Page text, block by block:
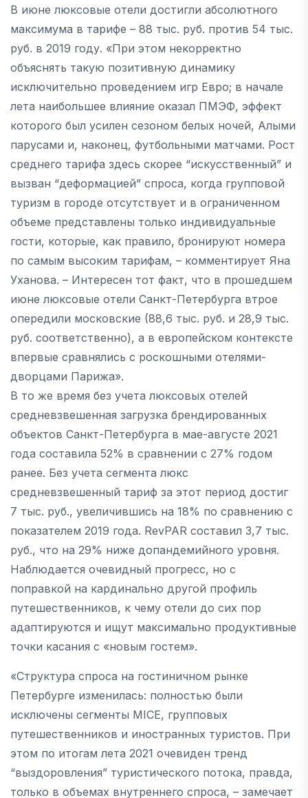
В июне люксовые отели достигли абсолютного
максимума в тарифе – 88 тыс. руб. против 54 тыс.
руб. в 2019 году. «При этом некорректно
объяснять такую позитивную динамику
исключительно проведением игр Евро; в начале
лета наибольшее влияние оказал ПМЭФ, эффект
которого был усилен сезоном белых ночей, Алыми
парусами и, наконец, футбольными матчами. Рост
среднего тарифа здесь скорее “искусственный” и
вызван “деформацией” спроса, когда групповой
туризм в городе отсутствует и в ограниченном
объеме представлены только индивидуальные
гости, которые, как правило, бронируют номера
по самым высоким тарифам, – комментирует Яна
Уханова. – Интересен тот факт, что в прошедшем
июне люксовые отели Санкт-Петербурга втрое
опередили московские (88,6 тыс. руб. и 28,9 тыс.
руб. соответственно), а в европейском контексте
впервые сравнялись с роскошными отелями-
дворцами Парижа».
В то же время без учета люксовых отелей
средневзвешенная загрузка брендированных
объектов Санкт-Петербурга в мае-августе 2021
года составила 52% в сравнении с 27% годом
ранее. Без учета сегмента люкс
средневзвешенный тариф за этот период достиг
7 тыс. руб., увеличившись на 18% по сравнению с
показателем 2019 года. RevPAR составил 3,7 тыс.
руб., что на 29% ниже допандемийного уровня.
Наблюдается очевидный прогресс, но с
поправкой на кардинально другой профиль
путешественников, к чему отели до сих пор
адаптируются и ищут максимально продуктивные
точки касания с «новым гостем».
«Структура спроса на гостиничном рынке
Петербурге изменилась: полностью были
исключены сегменты MIСE, групповых
путешественников и иностранных туристов. При
этом по итогам лета 2021 очевиден тренд
“выздоровления” туристического потока, правда,
только в объемах внутреннего спроса, – замечает